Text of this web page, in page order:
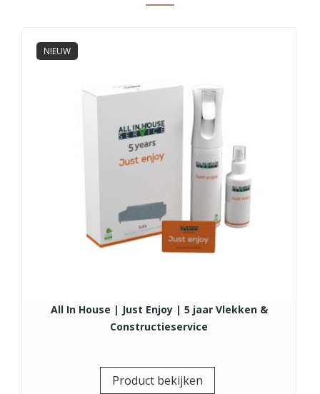
NIEUW
All In House | Just Enjoy | 5 jaar Vlekken &
Constructieservice
Product bekijken